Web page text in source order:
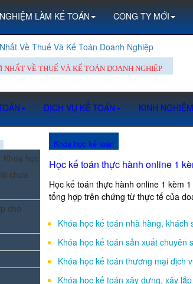
LÀM KẾ TOÁN CÔNG TY MỚI
Về Thuế Và Kế Toán Doanh Nghiệp
VỀ THUẾ VÀ KẾ TOÁN DOANH NGHIỆP
DỊCH VỤ KẾ TOÁN KINH
Khóa học
chưa
cho
Khóa học kế toán
Học kế toán thực hành online 1
Học kế toán thực hành online 1 kèm
tổng hợp trên chứng từ thực tế của
Khóa học kế toán nhà hàng, khách
Khóa học kế toán sản xuất chuyên
Khóa học kế toán thương mại dịch
Khóa học kế toán xây dựng, xây